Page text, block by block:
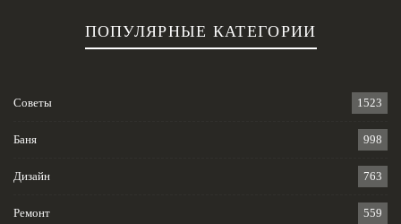
ПОПУЛЯРНЫЕ КАТЕГОРИИ
Советы 1523
Баня 998
Дизайн 763
Ремонт 559